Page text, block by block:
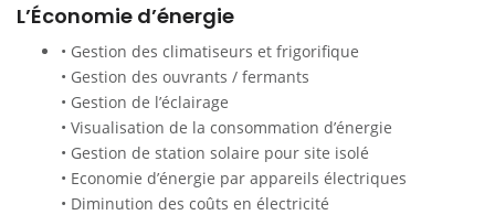
L’Économie d’énergie
• Gestion des climatiseurs et frigorifique
• Gestion des ouvrants / fermants
• Gestion de l’éclairage
• Visualisation de la consommation d’énergie
• Gestion de station solaire pour site isolé
• Economie d’énergie par appareils électriques
• Diminution des coûts en électricité